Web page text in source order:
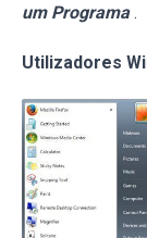
um Programa .
Utilizadores